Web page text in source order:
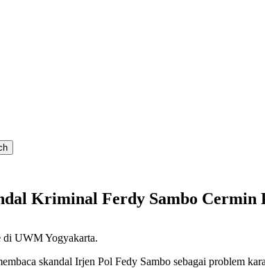
Kriminal Ferdy Sambo
di UWM Yogyakarta.
skandal Irjen Pol Fedy Sambo sebagai problem